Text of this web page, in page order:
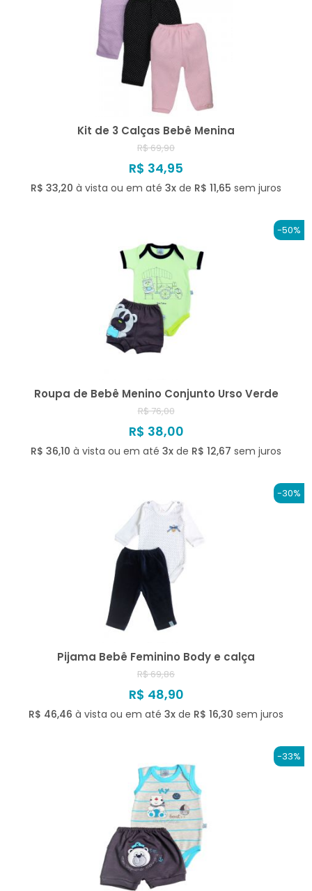
Kit de 3 Calças Bebê Menina
R$ 69,90
R$ 34,95
R$ 33,20 à vista ou em até 3x de R$ 11,65 sem juros
-50%
Roupa de Bebê Menino Conjunto Urso Verde
R$ 76,00
R$ 38,00
R$ 36,10 à vista ou em até 3x de R$ 12,67 sem juros
-30%
Pijama Bebê Feminino Body e calça
R$ 69,86
R$ 48,90
R$ 46,46 à vista ou em até 3x de R$ 16,30 sem juros
-33%